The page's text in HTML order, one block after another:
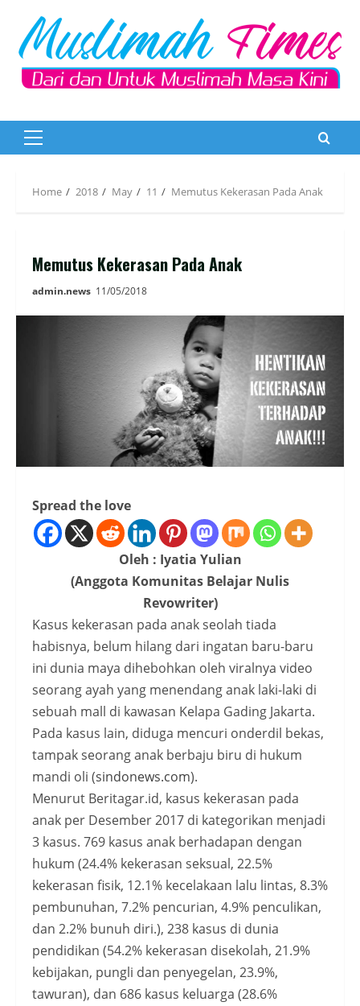
content
Primary
Home 2018 May 11 Memutus Kekerasan Pada Anak
Memutus Kekerasan Pada Anak
admin.news 11/05/2018
Spread the love
Oleh : Iyatia Yulian
(Anggota Komunitas Belajar Nulis
Revowriter)
Kasus kekerasan pada anak seolah tiada
habisnya, belum hilang dari ingatan baru-baru
ini dunia maya dihebohkan oleh viralnya video
seorang ayah yang menendang anak laki-laki di
sebuah mall di kawasan Kelapa Gading Jakarta.
Pada kasus lain, diduga mencuri onderdil bekas,
tampak seorang anak berbaju biru di hukum
mandi oli (sindonews.com).
Menurut Beritagar.id, kasus kekerasan pada
anak per Desember 2017 di kategorikan menjadi
3 kasus. 769 kasus anak berhadapan dengan
hukum (24.4% kekerasan seksual, 22.5%
kekerasan fisik, 12.1% kecelakaan lalu lintas, 8.3%
pembunuhan, 7.2% pencurian, 4.9% penculikan,
dan 2.2% bunuh diri.), 238 kasus di dunia
pendidikan (54.2% kekerasan disekolah, 21.9%
kebijakan, pungli dan penyegelan, 23.9%,
tawuran), dan 686 kasus keluarga (28.6%